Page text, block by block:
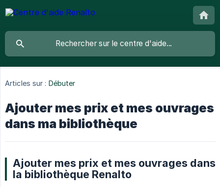
Articles sur : Débuter
Ajouter mes prix et mes ouvrages
dans ma bibliothèque
Ajouter mes prix et mes ouvrages dans
la bibliothèque Renalto